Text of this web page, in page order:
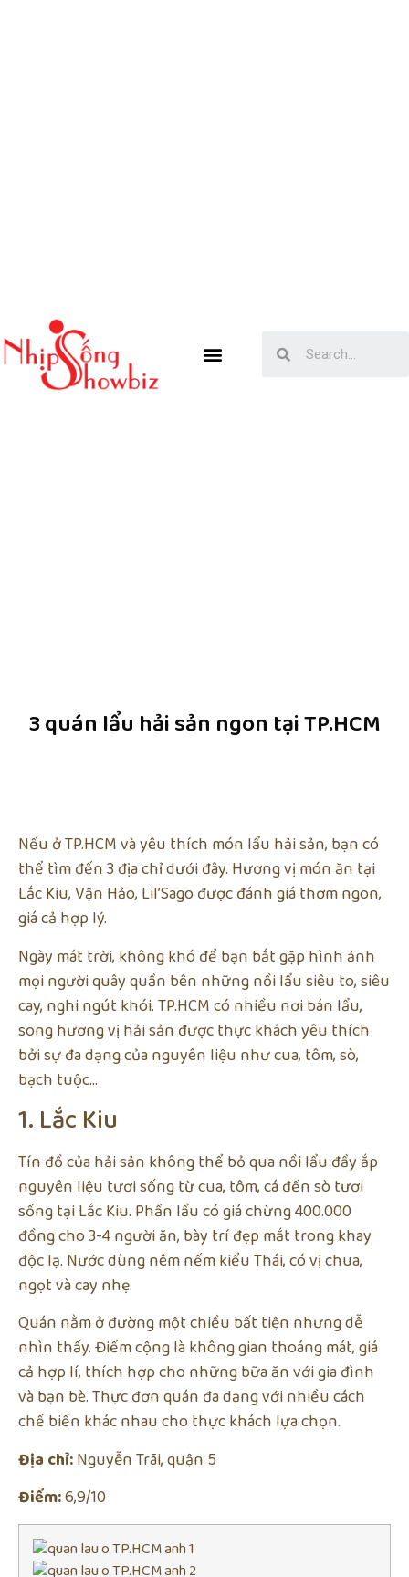
3 quán lẩu hải sản ngon tại TP.HCM
Nếu ở TP.HCM và yêu thích món lẩu hải sản, bạn có
thể tìm đến 3 địa chỉ dưới đây. Hương vị món ăn tại
Lắc Kiu, Vận Hảo, Lil’Sago được đánh giá thơm ngon,
giá cả hợp lý.
Ngày mát trời, không khó để bạn bắt gặp hình ảnh
mọi người quây quần bên những nồi lẩu siêu to, siêu
cay, nghi ngút khói. TP.HCM có nhiều nơi bán lẩu,
song hương vị hải sản được thực khách yêu thích
bởi sự đa dạng của nguyên liệu như cua, tôm, sò,
bạch tuộc…
1. Lắc Kiu
Tín đồ của hải sản không thể bỏ qua nồi lẩu đầy ắp
nguyên liệu tươi sống từ cua, tôm, cá đến sò tươi
sống tại Lắc Kiu. Phần lẩu có giá chừng 400.000
đồng cho 3-4 người ăn, bày trí đẹp mắt trong khay
độc lạ. Nước dùng nêm nếm kiểu Thái, có vị chua,
ngọt và cay nhẹ.
Quán nằm ở đường một chiều bất tiện nhưng dễ
nhìn thấy. Điểm cộng là không gian thoáng mát, giá
cả hợp lí, thích hợp cho những bữa ăn với gia đình
và bạn bè. Thực đơn quán đa dạng với nhiều cách
chế biến khác nhau cho thực khách lựa chọn.
Địa chỉ:Nguyễn Trãi, quận 5
Điểm:6,9/10